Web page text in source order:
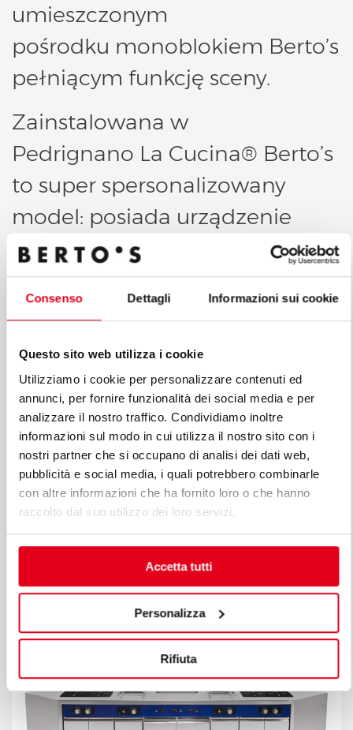
Consenso Dettagli Informazioni sui cookie
Questo sito web utilizza i cookie
Utilizziamo i cookie per personalizzare contenuti ed
annunci, per fornire funzionalità dei social media e per
analizzare il nostro traffico. Condividiamo inoltre
informazioni sul modo in cui utilizza il nostro sito con i
nostri partner che si occupano di analisi dei dati web,
pubblicità e social media, i quali potrebbero combinarle
con altre informazioni che ha fornito loro o che hanno
raccolto dal suo utilizzo dei loro servizi.
Accetta tutti
Personalizza
Rifiuta
umieszczonym
pośrodku monoblokiem Berto’s
pełniącym funkcję sceny.
Zainstalowana w
Pedrignano La Cucina® Berto’s
to super spersonalizowany
model: posiada urządzenie
dogotowania makaronu i płytę
indukcyjną oraz została
zrealizowana w kolorachfirmy:
niebieskim, czerwonym i
białym.